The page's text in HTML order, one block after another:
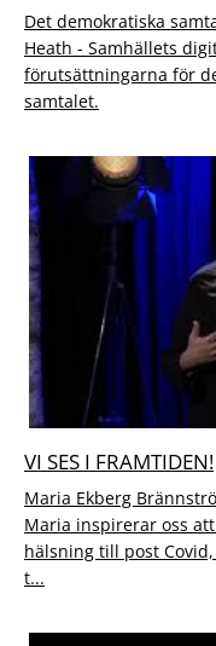
Det demokratiska
Heath - Samhällets
förutsättningarna för
samtalet.
VI SES I FRAMTIDEN!
Maria Ekberg
Maria inspirerar oss
hälsning till post
t...